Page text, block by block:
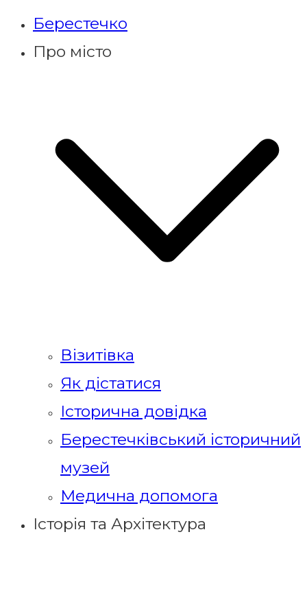
Берестечко
Про місто
Візитівка
Як дістатися
Історична довідка
Берестечківський історичний
музей
Медична допомога
Історія та Архітектура